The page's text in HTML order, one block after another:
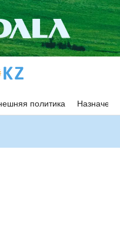
политика